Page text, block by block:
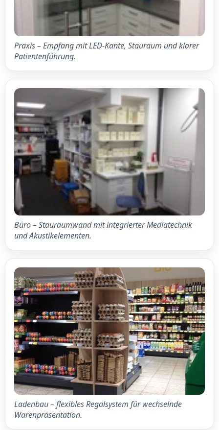
Praxis – Empfang mit LED-Kante, Stauraum und klarer
Patientenführung.
Büro – Stauraumwand mit integrierter Mediatechnik
und Akustikelementen.
Ladenbau – flexibles Regalsystem für wechselnde
Warenpräsentation.